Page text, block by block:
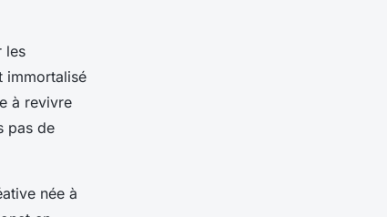
les
immortalisé
à revivre
pas de
née à